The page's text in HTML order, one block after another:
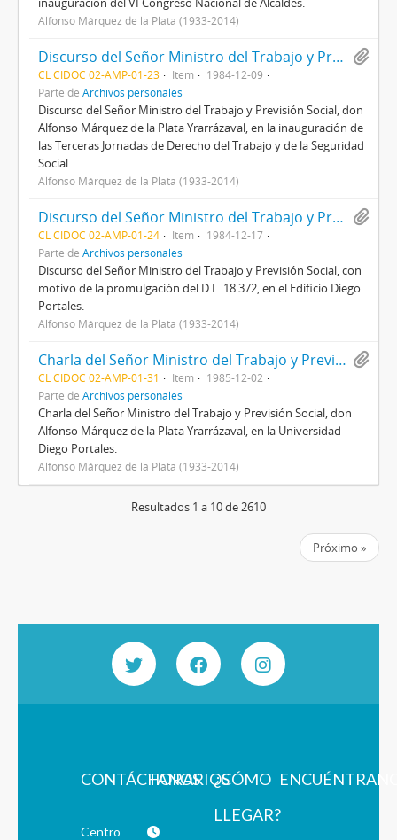
Alfonso Márquez de la Plata (1933-2014)
Discurso del Señor Ministro del Trabajo y Previsión Social, don Alfonso Márquez de la Plata Yrarrázaval, en la inauguración de las Terceras Jornadas de Derecho del Trabajo y de la Seguridad Social.
CL CIDOC 02-AMP-01-23 Item
1984-12-09
Parte de Archivos personales
Discurso del Señor Ministro del Trabajo y Previsión Social, don
Alfonso Márquez de la Plata Yrarrázaval, en la inauguración de
las Terceras Jornadas de Derecho del Trabajo y de la Seguridad
Social.
Alfonso Márquez de la Plata (1933-2014)
Discurso del Señor Ministro del Trabajo y Previsión Social, con motivo de la promulgación del D.L. 18.372, en el Edificio Diego Portales.
CL CIDOC 02-AMP-01-24 Item
1984-12-17
Parte de Archivos personales
Discurso del Señor Ministro del Trabajo y Previsión Social, con
motivo de la promulgación del D.L. 18.372, en el Edificio Diego
Portales.
Alfonso Márquez de la Plata (1933-2014)
Charla del Señor Ministro del Trabajo y Previsión Social, don Alfonso Márquez de la Plata Yrarrázaval, en la Universidad Diego Portales.
CL CIDOC 02-AMP-01-31 Item
1985-12-02
Parte de Archivos personales
Charla del Señor Ministro del Trabajo y Previsión Social, don
Alfonso Márquez de la Plata Yrarrázaval, en la Universidad
Diego Portales.
Alfonso Márquez de la Plata (1933-2014)
Resultados 1 a 10 de 2610
Próximo »
CONTÁCTANOS
Centro
HORARIOS¿CÓMO
LLEGAR?